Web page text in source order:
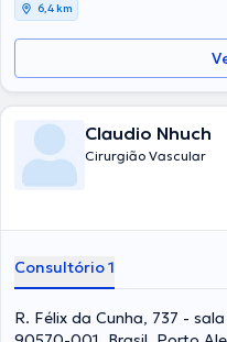
6,4 km
Claudio Nhuch
Cirurgião Vascular
Consultório 1
R. Félix da Cunha, 737 -